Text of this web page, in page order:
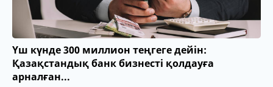
Үш күнде 300 миллион теңгеге дейін:
Қазақстандық банк бизнесті қолдауға
арналған...